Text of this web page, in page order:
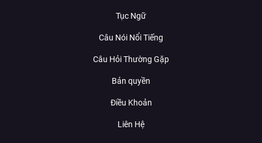
Tục Ngữ
Câu Nói Nổi Tiếng
Câu Hỏi Thường Gặp
Bản quyền
Điều Khoản
Liên Hệ